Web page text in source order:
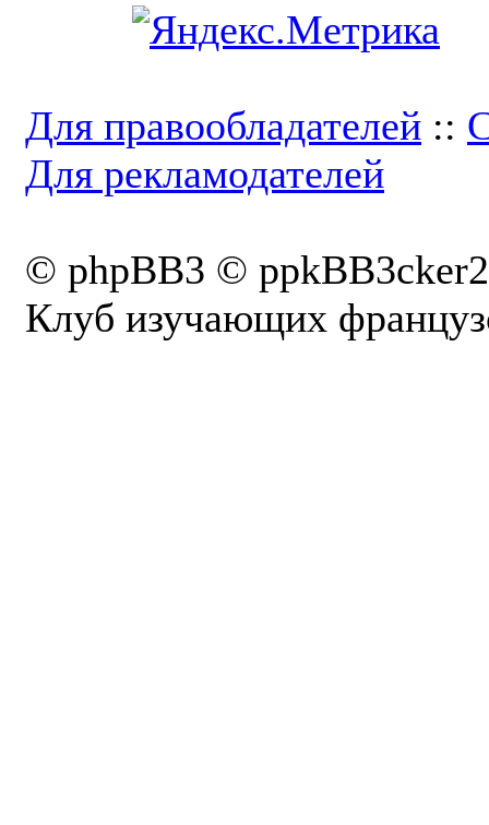
Для правообладателей ::
Для рекламодателей
© phpBB3 ©
Клуб изучающих